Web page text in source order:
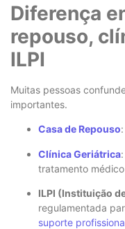
Diferença
repouso,
ILPI
Muitas pessoas
importantes.
Casa de Repouso
Clínica Geriátrica
tratamento
ILPI (Instituição
regulamentada
suporte